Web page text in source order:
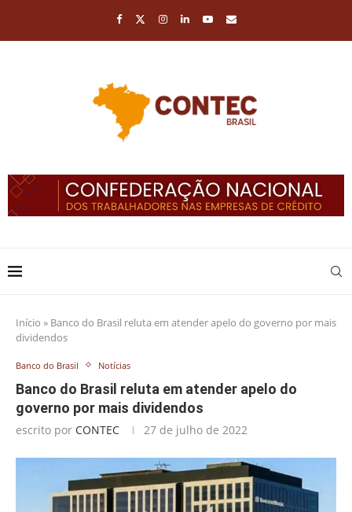
Início » Banco do Brasil reluta em atender apelo do governo por mais
dividendos
Banco do Brasil Notícias
Banco do Brasil reluta em atender apelo do
governo por mais dividendos
escrito por CONTEC 27 de julho de 2022